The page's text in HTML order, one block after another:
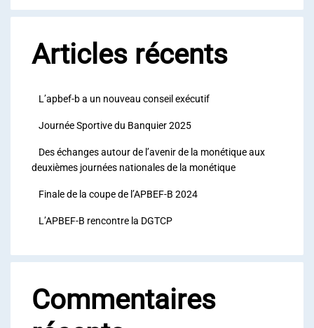
Articles récents
L’apbef-b a un nouveau conseil exécutif
Journée Sportive du Banquier 2025
Des échanges autour de l’avenir de la monétique aux
deuxièmes journées nationales de la monétique
Finale de la coupe de l’APBEF-B 2024
L’APBEF-B rencontre la DGTCP
Commentaires